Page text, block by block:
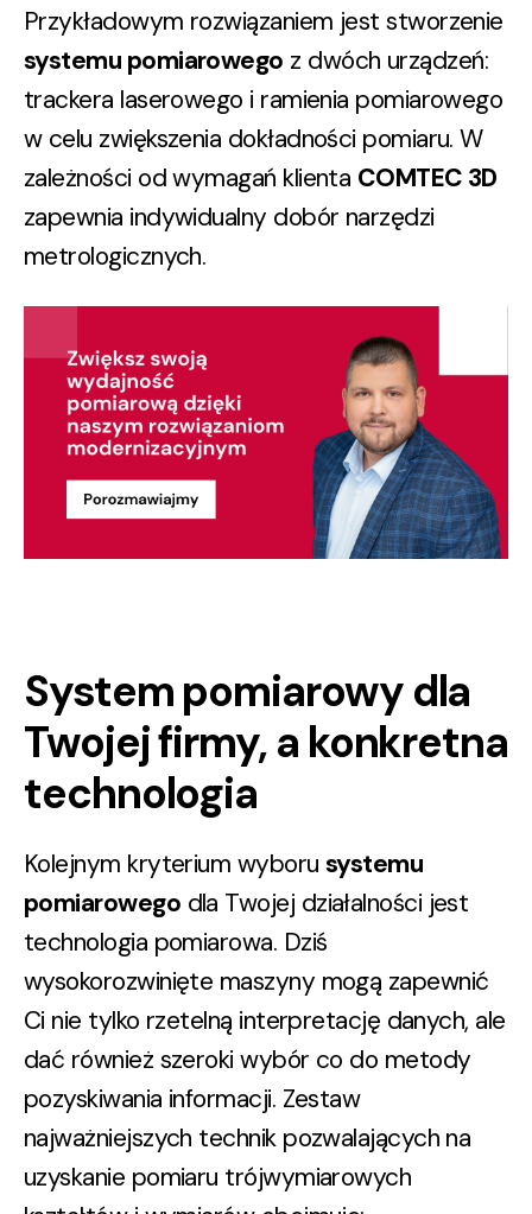
Przykładowym rozwiązaniem jest stworzenie
systemu pomiarowego z dwóch urządzeń:
trackera laserowego i ramienia pomiarowego
w celu zwiększenia dokładności pomiaru. W
zależności od wymagań klienta COMTEC 3D
zapewnia indywidualny dobór narzędzi
metrologicznych.
System pomiarowy dla
Twojej firmy, a konkretna
technologia
Kolejnym kryterium wyboru systemu
pomiarowego dla Twojej działalności jest
technologia pomiarowa. Dziś
wysokorozwinięte maszyny mogą zapewnić
Ci nie tylko rzetelną interpretację danych, ale
dać również szeroki wybór co do metody
pozyskiwania informacji. Zestaw
najważniejszych technik pozwalających na
uzyskanie pomiaru trójwymiarowych